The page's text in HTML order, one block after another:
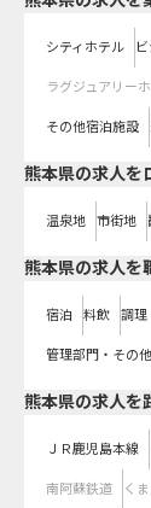
シティホテル
ラグジュアリー
その他宿泊施設
熊本県の求人を
温泉地 市街地
熊本県の求人を
宿泊 料飲 調理
管理部門・その他
熊本県の求人を
ＪＲ鹿児島本線
南阿蘇鉄道 く